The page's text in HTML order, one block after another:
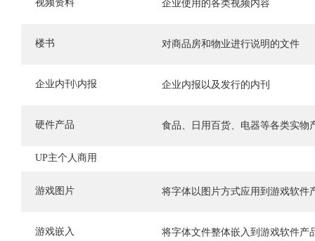
视频资料 企业使用的各类视频内容
楼书 对商品房和物业进行说明的文件
企业内刊\内报 企业内报以及发行的内刊
硬件产品 食品、日用百货、电器等各类实物
UP主个人商用
游戏图片 将字体以图片方式应用到游戏软件
游戏嵌入 将字体文件整体嵌入到游戏软件产